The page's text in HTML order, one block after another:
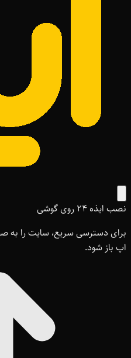
نصب ایذه ۲۴ روی گوشی
برای دسترسی سریع، سایت را به
اپ باز شود.